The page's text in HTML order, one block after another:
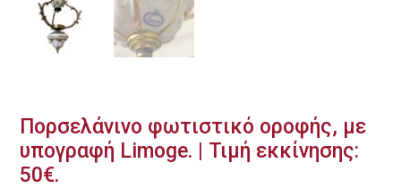
Πορσελάνινο φωτιστικό οροφής, με
υπογραφή Limoge. | Τιμή εκκίνησης:
50€.